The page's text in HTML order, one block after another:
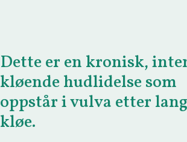
Dette er en kronisk,
kløende hudlidelse som
oppstår i vulva etter
kløe.